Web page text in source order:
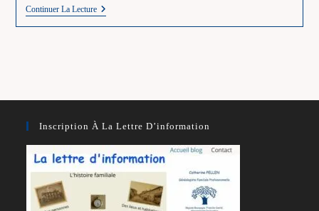
Continuer La LectureOutrages
Inscription À La Lettre D’information